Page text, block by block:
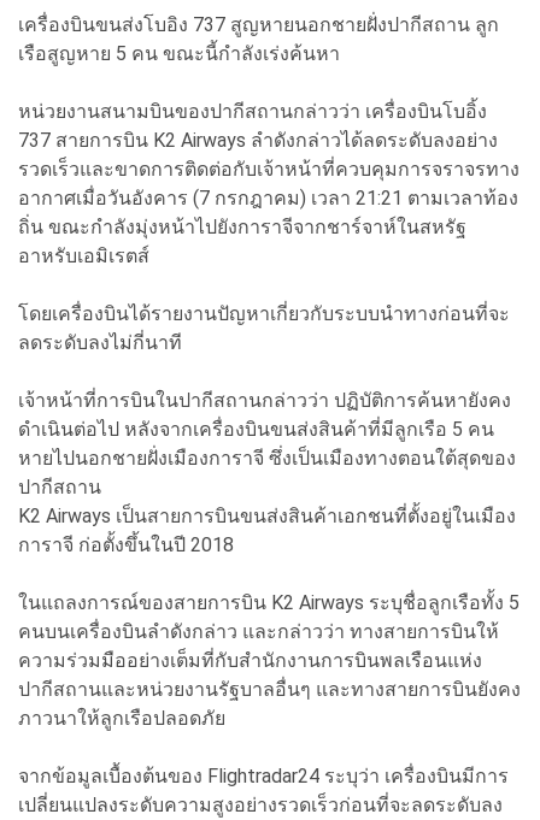
เครื่องบินขนส่งโบอิง 737 สูญหายนอกชายฝั่งปากีสถาน ลูก
เรือสูญหาย 5 คน ขณะนี้กำลังเร่งค้นหา
หน่วยงานสนามบินของปากีสถานกล่าวว่า เครื่องบินโบอิ้ง
737 สายการบิน K2 Airways ลำดังกล่าวได้ลดระดับลงอย่าง
รวดเร็วและขาดการติดต่อกับเจ้าหน้าที่ควบคุมการจราจรทาง
อากาศเมื่อวันอังคาร (7 กรกฎาคม) เวลา 21:21 ตามเวลาท้อง
ถิ่น ขณะกำลังมุ่งหน้าไปยังการาจีจากชาร์จาห์ในสหรัฐ
อาหรับเอมิเรตส์
โดยเครื่องบินได้รายงานปัญหาเกี่ยวกับระบบนำทางก่อนที่จะ
ลดระดับลงไม่กี่นาที
เจ้าหน้าที่การบินในปากีสถานกล่าวว่า ปฏิบัติการค้นหายังคง
ดำเนินต่อไป หลังจากเครื่องบินขนส่งสินค้าที่มีลูกเรือ 5 คน
หายไปนอกชายฝั่งเมืองการาจี ซึ่งเป็นเมืองทางตอนใต้สุดของ
ปากีสถาน
K2 Airways เป็นสายการบินขนส่งสินค้าเอกชนที่ตั้งอยู่ในเมือง
การาจี ก่อตั้งขึ้นในปี 2018
ในแถลงการณ์ของสายการบิน K2 Airways ระบุชื่อลูกเรือทั้ง 5
คนบนเครื่องบินลำดังกล่าว และกล่าวว่า ทางสายการบินให้
ความร่วมมืออย่างเต็มที่กับสำนักงานการบินพลเรือนแห่ง
ปากีสถานและหน่วยงานรัฐบาลอื่นๆ และทางสายการบินยังคง
ภาวนาให้ลูกเรือปลอดภัย
จากข้อมูลเบื้องต้นของ Flightradar24 ระบุว่า เครื่องบินมีการ
เปลี่ยนแปลงระดับความสูงอย่างรวดเร็วก่อนที่จะลดระดับลง